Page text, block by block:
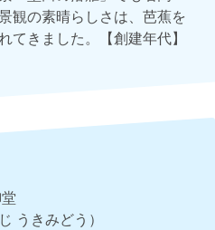
観の素晴らしさは、芭蕉を
てきました。【創建年代】
うきみどう）